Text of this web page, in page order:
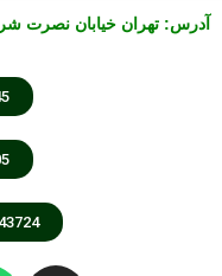
آدرس: تهران خیابان نصرت شرقی